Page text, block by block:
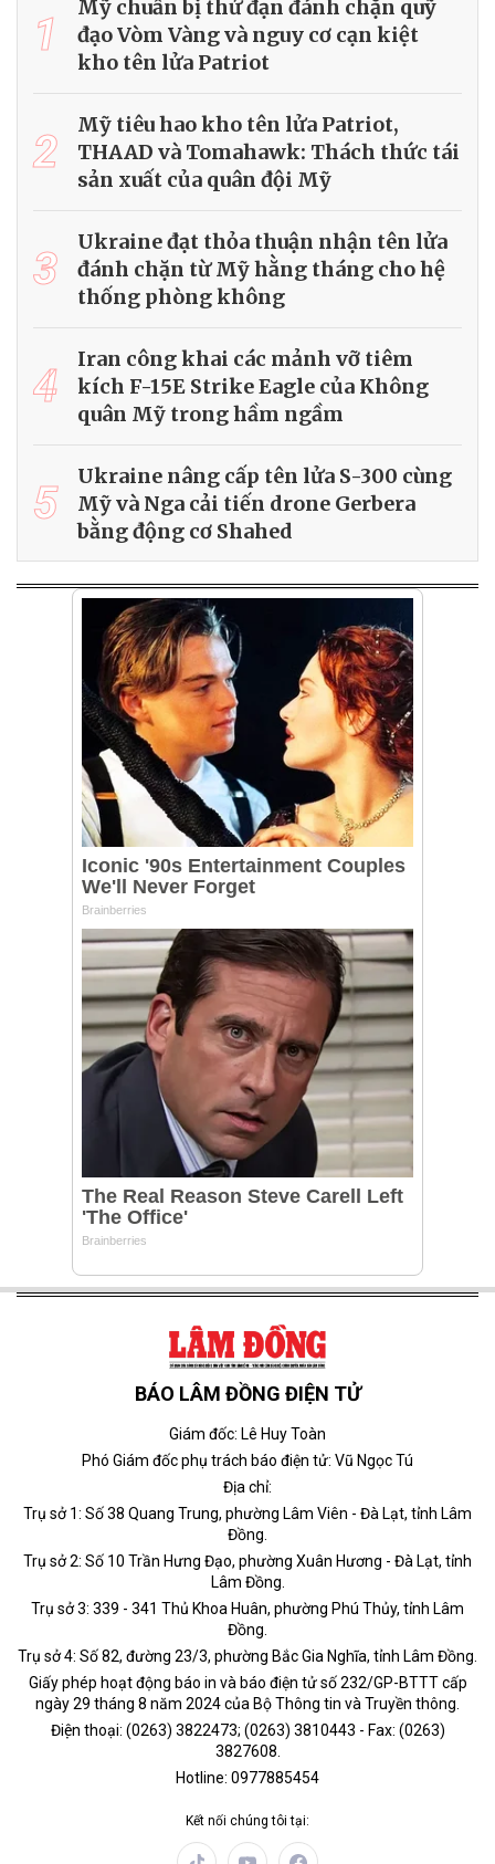
1
Mỹ chuẩn bị thử đạn đánh chặn quỹ
đạo Vòm Vàng và nguy cơ cạn kiệt
kho tên lửa Patriot
2
Mỹ tiêu hao kho tên lửa Patriot,
THAAD và Tomahawk: Thách thức tái
sản xuất của quân đội Mỹ
3
Ukraine đạt thỏa thuận nhận tên lửa
đánh chặn từ Mỹ hằng tháng cho hệ
thống phòng không
4
Iran công khai các mảnh vỡ tiêm
kích F-15E Strike Eagle của Không
quân Mỹ trong hầm ngầm
5
Ukraine nâng cấp tên lửa S-300 cùng
Mỹ và Nga cải tiến drone Gerbera
bằng động cơ Shahed
BÁO LÂM ĐỒNG ĐIỆN TỬ
Giám đốc: Lê Huy Toàn
Phó Giám đốc phụ trách báo điện tử: Vũ Ngọc Tú
Địa chỉ:
Trụ sở 1: Số 38 Quang Trung, phường Lâm Viên - Đà Lạt, tỉnh Lâm
Đồng.
Trụ sở 2: Số 10 Trần Hưng Đạo, phường Xuân Hương - Đà Lạt, tỉnh
Lâm Đồng.
Trụ sở 3: 339 - 341 Thủ Khoa Huân, phường Phú Thủy, tỉnh Lâm
Đồng.
Trụ sở 4: Số 82, đường 23/3, phường Bắc Gia Nghĩa, tỉnh Lâm Đồng.
Giấy phép hoạt động báo in và báo điện tử số 232/GP-BTTT cấp
ngày 29 tháng 8 năm 2024 của Bộ Thông tin và Truyền thông.
Điện thoại: (0263) 3822473; (0263) 3810443 - Fax: (0263)
3827608.
Hotline: 0977885454
Kết nối chúng tôi tại: